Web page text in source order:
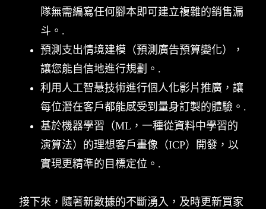
隊無需編寫任何腳本即可建立複雜的銷售漏
斗。.
預測支出情境建模（預測廣告預算變化），
讓您能自信地進行規劃。.
利用人工智慧技術進行個人化影片推廣，讓
每位潛在客戶都能感受到量身訂製的體驗。.
基於機器學習（ML，一種從資料中學習的
演算法）的理想客戶畫像（ICP）開發，以
實現更精準的目標定位。.
接下來，隨著新數據的不斷湧入，及時更新買家